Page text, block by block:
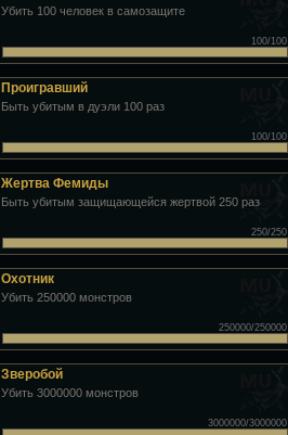
Убить 100 человек в самозащите
100/100
Проигравший
Быть убитым в дуэли 100 раз
100/100
Жертва Фемиды
Быть убитым защищающейся жертвой 250 раз
250/250
Охотник
Убить 250000 монстров
250000/250000
Зверобой
Убить 3000000 монстров
3000000/3000000